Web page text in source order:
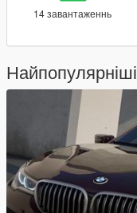
14 завантаженнь